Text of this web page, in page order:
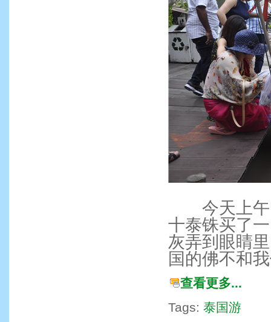
今天上午
十泰铢买了
灰弄到眼睛
国的佛不和
查看更多...
Tags: 泰国游